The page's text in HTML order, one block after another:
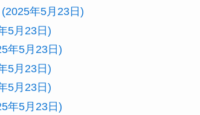
年5月23日)
5月23日)
年5月23日)
5月23日)
5月23日)
年5月23日)